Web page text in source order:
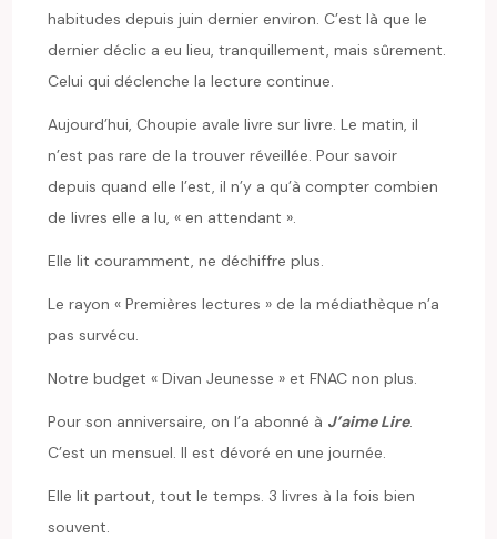
habitudes depuis juin dernier environ. C’est là que le
dernier déclic a eu lieu, tranquillement, mais sûrement.
Celui qui déclenche la lecture continue.
Aujourd’hui, Choupie avale livre sur livre. Le matin, il
n’est pas rare de la trouver réveillée. Pour savoir
depuis quand elle l’est, il n’y a qu’à compter combien
de livres elle a lu, « en attendant ».
Elle lit couramment, ne déchiffre plus.
Le rayon « Premières lectures » de la médiathèque n’a
pas survécu.
Notre budget « Divan Jeunesse » et FNAC non plus.
Pour son anniversaire, on l’a abonné à J’aime Lire.
C’est un mensuel. Il est dévoré en une journée.
Elle lit partout, tout le temps. 3 livres à la fois bien
souvent.